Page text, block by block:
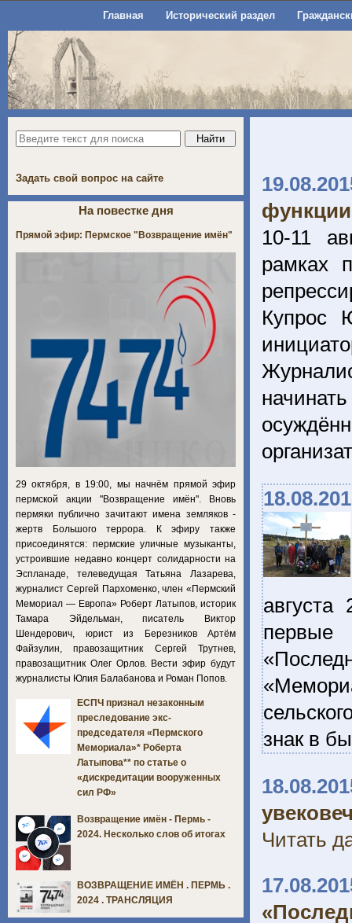
Главная Исторический раздел
10-11
рамках
Купрос
первые
знак в
Читать
Задать свой вопрос на сайте
На повестке дня
Прямой эфир: Пермское "Возвращение имён"
29 октября, в 19:00, мы начнём прямой эфир
пермской акции "Возвращение имён". Вновь
пермяки публично зачитают имена земляков -
жертв Большого террора. К эфиру также
присоединятся: пермские уличные музыканты,
устроившие недавно концерт солидарности на
Эспланаде, телеведущая Татьяна Лазарева,
журналист Сергей Пархоменко, член «Пермский
Мемориал — Европа» Роберт Латыпов, историк
Тамара Эйдельман, писатель Виктор
Шендерович, юрист из Березников Артём
Файзулин, правозащитник Сергей Трутнев,
правозащитник Олег Орлов. Вести эфир будут
журналисты Юлия Балабанова и Роман Попов.
ЕСПЧ признал незаконным
преследование экс-
председателя «Пермского
Мемориала»* Роберта
Латыпова** по статье о
«дискредитации вооруженных
сил РФ»
Возвращение имён - Пермь -
2024. Несколько слов об итогах
ВОЗВРАЩЕНИЕ ИМЁН . ПЕРМЬ .
2024 . ТРАНСЛЯЦИЯ